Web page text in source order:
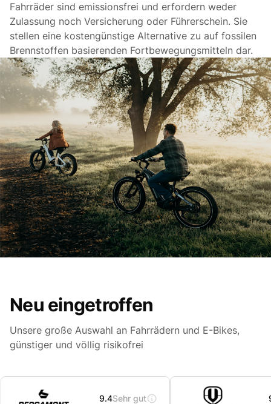
Fahrräder sind emissionsfrei und erfordern weder
Zulassung noch Versicherung oder Führerschein. Sie
stellen eine kostengünstige Alternative zu auf fossilen
Brennstoffen basierenden Fortbewegungsmitteln dar.
Neu eingetroffen
Unsere große Auswahl an Fahrrädern und E-Bikes,
günstiger und völlig risikofrei
9.4Sehr gut